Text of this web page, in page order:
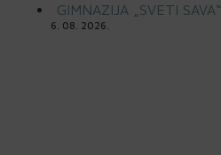
GIMNAZIJA „SVETI SAVA“
6. 08. 2026.